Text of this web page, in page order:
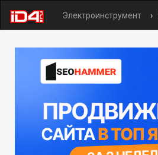
Электроинструмент